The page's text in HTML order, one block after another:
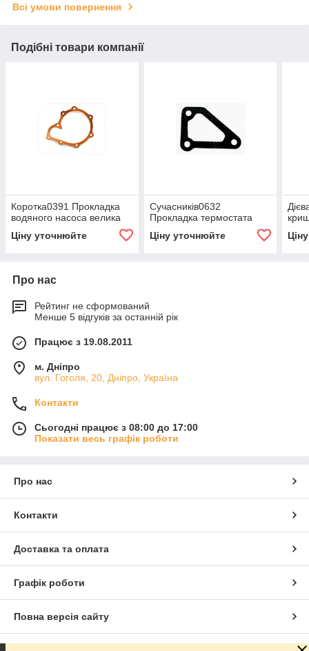
Всі умови повернення
Подібні товари компанії
Коротка0391 Прокладка
водяного насоса велика
Ціну уточнюйте
Сучасників0632
Прокладка термостата
Ціну уточнюйте
Про нас
Рейтинг не сформований
Менше 5 відгуків за останній рік
Працює з 19.08.2011
м. Дніпро
вул. Гоголя, 20, Дніпро, Україна
Контакти
Сьогодні працює з 08:00 до 17:00
Показати весь графік роботи
Про нас
Контакти
Доставка та оплата
Графік роботи
Повна версія сайту